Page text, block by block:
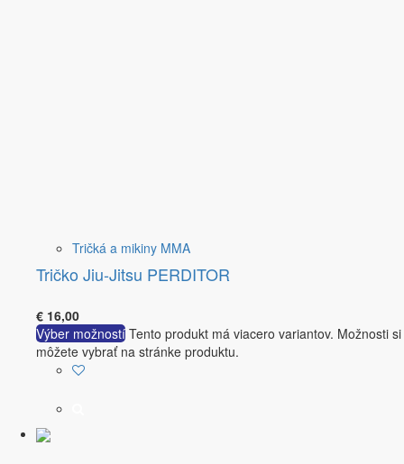
Tričká a mikiny MMA
Tričko Jiu-Jitsu PERDITOR
€ 16,00
Výber možností Tento produkt má viacero variantov. Možnosti si
môžete vybrať na stránke produktu.